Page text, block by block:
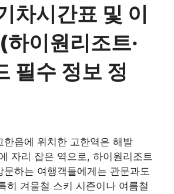
차시간표 및 이
하이원리조트·
필수 정보 정
한읍에 위치한 고한역은 해발
자리 잡은 역으로, 하이원리조트
문하는 여행객들에게는 관문과도
히 겨울철 스키 시즌이나 여름철